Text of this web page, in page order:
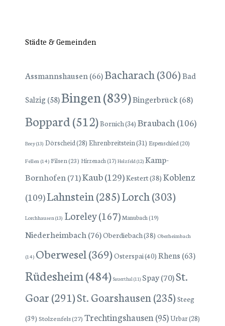
Städte & Gemeinden
Assmannshausen (66)Bacharach(306)Bad
Salzig(58)Bingen(839)Bingerbrück(68)
Boppard (512)Bornich(34) Braubach (106)
Brey(13) Dörscheid(28) Ehrenbreitstein(31) Espenschied (20)
Fellen (14) Filsen(23) Hirzenach (17) Holzfeld (12) Kamp-
Bornhofen (71)Kaub(129)Kestert(38) Koblenz
(109)Lahnstein(285)Lorch(303)
Lorchhausen (13) Loreley(167)Manubach (19)
Niederheimbach (76)Oberdiebach(38) Oberheimbach
(14) Oberwesel(369)Osterspai(40) Rhens (63)
Rüdesheim(484) Sauerthal (11) Spay(70)St.
Goar(291)St. Goarshausen (235) Steeg
(39) Stolzenfels(27) Trechtingshausen (95)Urbar(28)